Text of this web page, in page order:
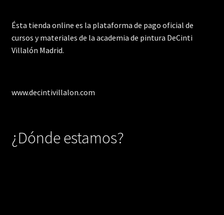
Ésta tienda online es la plataforma de pago oficial de
cursos y materiales de la academia de pintura DeCinti
Villalón Madrid.
www.decintivillalon.com
¿Dónde estamos?